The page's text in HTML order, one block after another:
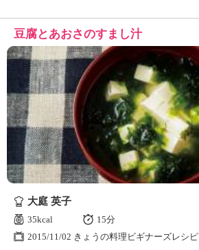
豆腐とあおさのすまし汁
大庭 英子
35kcal
15分
2015/11/02 きょうの料理ビギナーズレシピ